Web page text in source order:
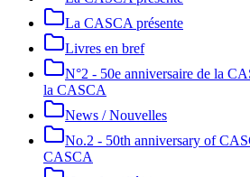
La CASCA présente
Livres en bref
N°2 - 50e anniversaire de la
la CASCA
News / Nouvelles
No.2 - 50th anniversary of
CASCA